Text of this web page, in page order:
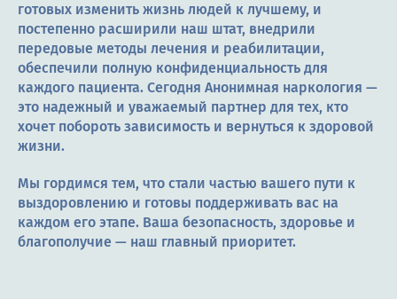
готовых изменить жизнь людей к лучшему, и
постепенно расширили наш штат, внедрили
передовые методы лечения и реабилитации,
обеспечили полную конфиденциальность для
каждого пациента. Сегодня Анонимная наркология —
это надежный и уважаемый партнер для тех, кто
хочет побороть зависимость и вернуться к здоровой
жизни.
Мы гордимся тем, что стали частью вашего пути к
выздоровлению и готовы поддерживать вас на
каждом его этапе. Ваша безопасность, здоровье и
благополучие — наш главный приоритет.